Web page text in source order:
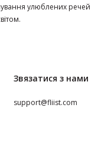
улюблених речей
Звязатися з нами
support@fliist.com